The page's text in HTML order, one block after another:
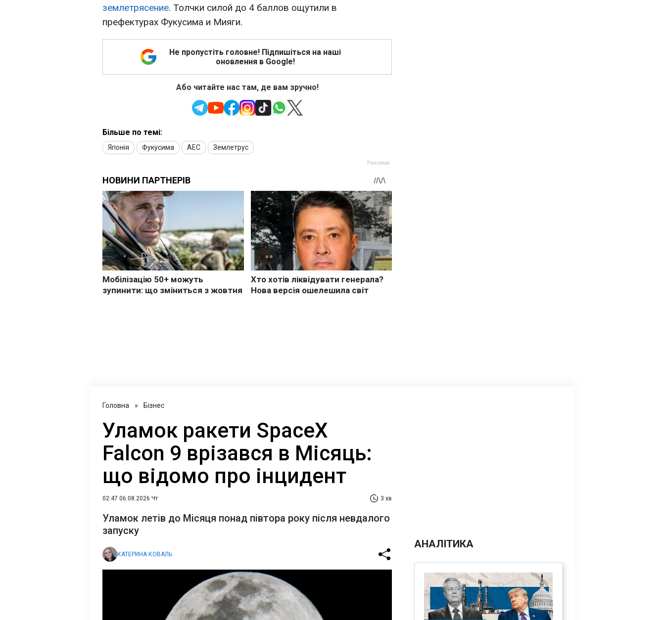
землетрясение. Толчки силой до 4 баллов ощутили в
префектурах Фукусима и Мияги.
Не пропустіть головне! Підпишіться на наші
оновлення в Google!
Або читайте нас там, де вам зручно!
Більше по темі:
Японія Фукусима АЕС Землетрус
Головна » Бізнес
Уламок ракети SpaceX
Falcon 9 врізався в Місяць:
що відомо про інцидент
02:47 06.08.2026 Чт 3 хв
Уламок летів до Місяця понад півтора року після невдалого
запуску
КАТЕРИНА КОВАЛЬ
АНАЛІТИКА